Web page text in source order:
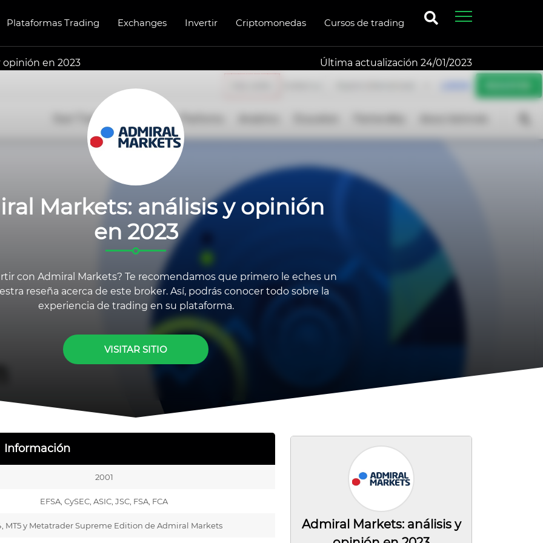
Plataformas Trading Exchanges Invertir Criptomonedas Cursos de trading
opinión en 2023 Última actualización 24/01/2023
Markets: análisis y opinión
en 2023
con Admiral Markets? Te recomendamos que primero le eches un
reseña acerca de este broker. Así, podrás conocer todo sobre la
experiencia de trading en su plataforma.
VISITAR SITIO
Información
2001
EFSA, CySEC, ASIC, JSC, FSA, FCA
MT5 y Metatrader Supreme Edition de Admiral Markets
Admiral Markets: análisis y